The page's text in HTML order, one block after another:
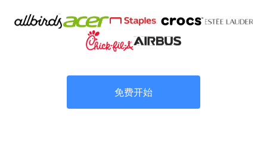
免费开始